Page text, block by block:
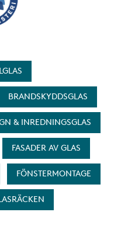
BRANDSKYDDSGLAS
& INREDNINGSGLAS
FASADER AV GLAS
FÖNSTERMONTAGE